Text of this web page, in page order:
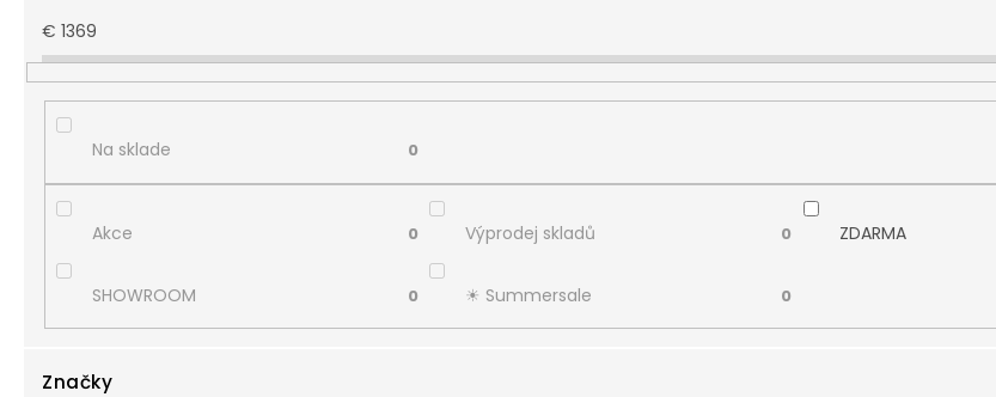
€ 1369
Na sklade 0
Akce 0 Výprodej skladů 0 ZDARMA
SHOWROOM 0 ☀︎ Summersale 0
Značky